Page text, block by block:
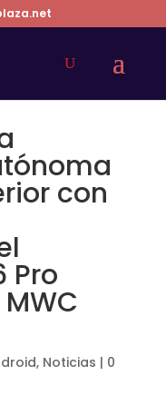
con
Pro
, Noticias | 0